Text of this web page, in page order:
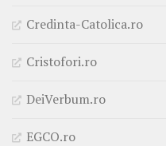
Credinta-Catolica.ro
Cristofori.ro
DeiVerbum.ro
EGCO.ro